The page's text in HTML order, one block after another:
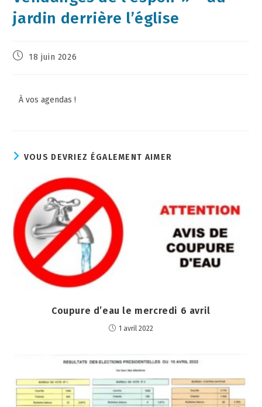
jardin derrière l’église
18 juin 2026
À vos agendas !
VOUS DEVRIEZ ÉGALEMENT AIMER
Coupure d’eau le mercredi 6 avril
1 avril 2022